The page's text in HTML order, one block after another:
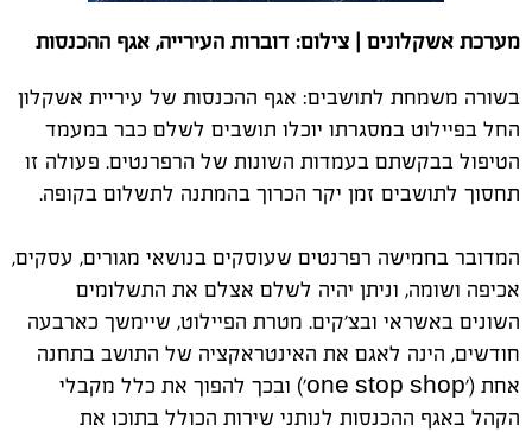
מערכת אשקלונים | צילום: דוברות העירייה, אגף ההכנסות
בשורה משמחת לתושבים: אגף ההכנסות של עיריית אשקלון
החל בפיילוט במסגרתו יוכלו תושבים לשלם כבר במעמד
הטיפול בבקשתם בעמדות השונות של הרפרנטים. פעולה זו
תחסוך לתושבים זמן יקר הכרוך בהמתנה לתשלום בקופה.
המדובר בחמישה רפרנטים שעוסקים בנושאי מגורים, עסקים,
אכיפה ושומה, וניתן יהיה לשלם אצלם את התשלומים
השונים באשראי ובצ'קים. מטרת הפיילוט, שיימשך כארבעה
חודשים, הינה לאגם את האינטראקציה של התושב בתחנה
אחת ('one stop shop')
ובכך להפוך את כלל מקבלי
הקהל באגף ההכנסות לנותני שירות הכולל בתוכו את